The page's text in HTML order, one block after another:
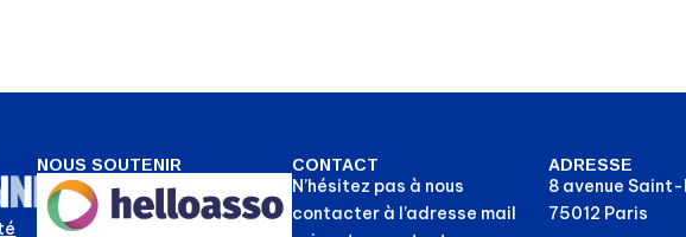
NOUS SOUTENIR CONTACT
N’hésitez pas à nous
contacter à l’adresse mail
ADRESSE
8 avenue
75012 Paris